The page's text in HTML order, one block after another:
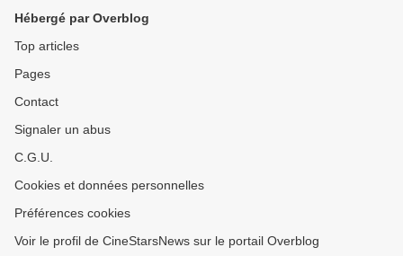
Hébergé par Overblog
Top articles
Pages
Contact
Signaler un abus
C.G.U.
Cookies et données personnelles
Préférences cookies
Voir le profil de CineStarsNews sur le portail Overblog